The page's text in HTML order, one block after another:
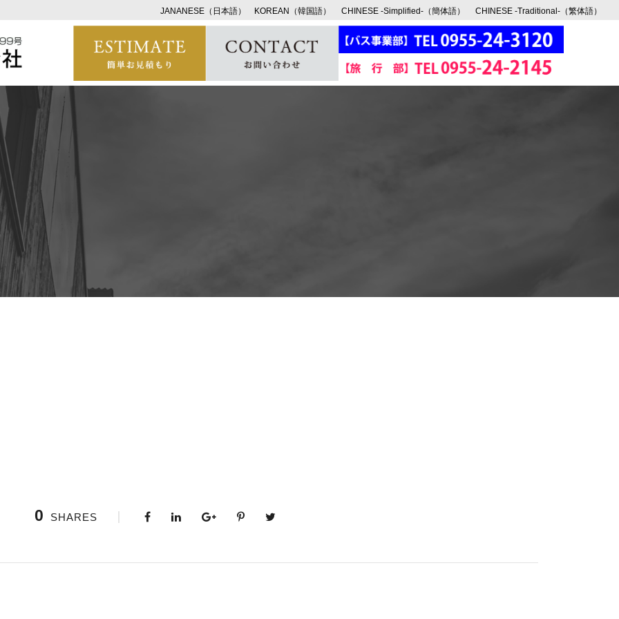
JANANESE（日本語） KOREAN（韓国語） CHINESE -Simplified-（簡体語） CHINESE -Traditional-（繁体語）
0 SHARES